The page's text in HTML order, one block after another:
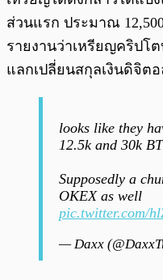
ส่วนแรก ประมาณ
รายงานว่าเหรียญคริปโ
แลกเปลี่ยนสกุลเงินดิจิตอ
looks like they
12.5k and 30k
Supposedly a
OKEX as well
pic.twitter.com/
— Daxx